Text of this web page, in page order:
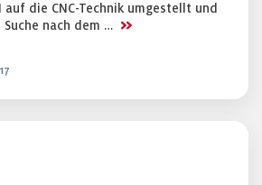
auf die CNC-Technik umgestellt und
nach dem … >>